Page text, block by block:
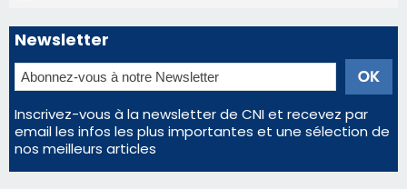
Régie publicitaire
Mentions légales
Nous contacter